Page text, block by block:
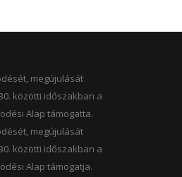
megújulását
közötti időszakban a
Alap támogatta.
megújulását
közötti időszakban a
Alap támogatja.